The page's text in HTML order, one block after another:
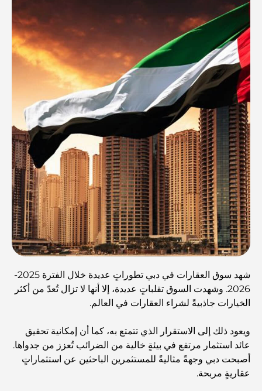
شهد سوق العقارات في دبي تطوراتٍ عديدة خلال الفترة 2025-
2026. وشهدت السوق تقلباتٍ عديدة، إلا أنها لا تزال تُعدّ من أكثر
الخيارات جاذبيةً لشراء العقارات في العالم.
ويعود ذلك إلى الاستقرار الذي تتمتع به، كما أن إمكانية تحقيق
عائد استثمار مرتفع في بيئةٍ خالية من الضرائب تُعزز من جدواها.
أصبحت دبي وجهةً مثاليةً للمستثمرين الباحثين عن استثماراتٍ
عقاريةٍ مربحة.